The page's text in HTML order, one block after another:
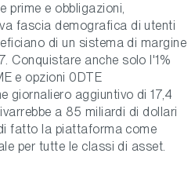
prime e obbligazioni,
fascia demografica di utenti
di un sistema di margine
Conquistare anche solo l'1%
e opzioni 0DTE
giornaliero aggiuntivo di 17,4
a 85 miliardi di dollari
fatto la piattaforma come
per tutte le classi di asset.